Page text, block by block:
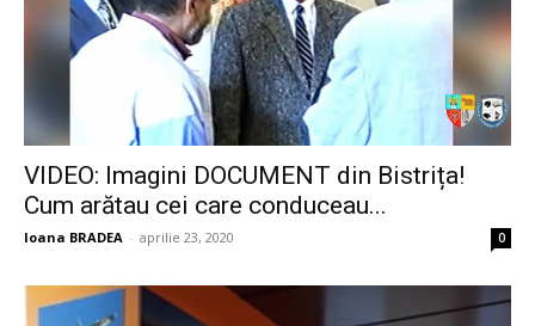
VIDEO: Imagini DOCUMENT din Bistrița!
Cum arătau cei care conduceau...
Ioana BRADEA - aprilie 23, 2020 0